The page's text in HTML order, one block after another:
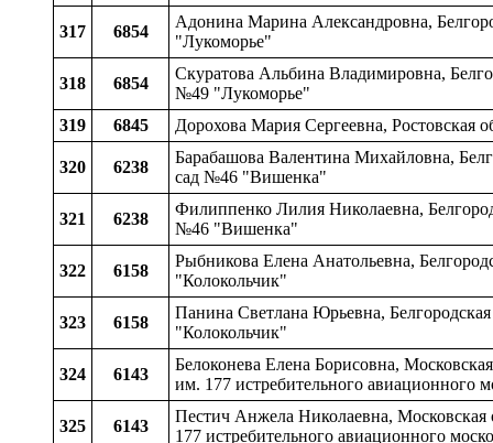
317 6854
Адонина Марина Александровна,
"Лукоморье"
318 6854
Скуратова Альбина Владимировна,
№49 "Лукоморье"
319
6845 Дорохова Мария Сергеевна, Ростовская
320 6238
Барабашова Валентина Михайловна,
сад №46 "Вишенка"
321 6238
Филиппенко Лилия Николаевна,
№46 "Вишенка"
322 6158
Рыбникова Елена Анатольевна,
"Колокольчик"
323 6158
Панина Светлана Юрьевна,
"Колокольчик"
324 6143
Белоконева Елена Борисовна,
им. 177 истребительного авиационного
325 6143
Пестич Анжела Николаевна,
177 истребительного авиационного